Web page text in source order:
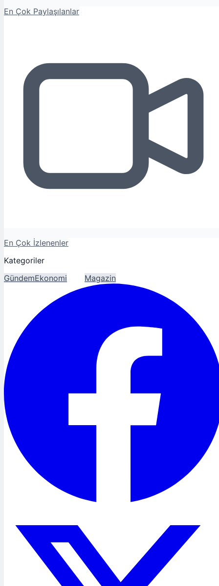
En Çok Paylaşılanlar
En Çok İzlenenler
Kategoriler
GündemEkonomi Magazin